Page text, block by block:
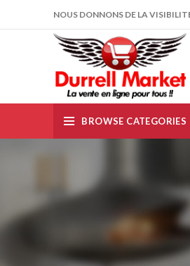
NOUS DONNONS DE LA
BROWSE CATEGORIES